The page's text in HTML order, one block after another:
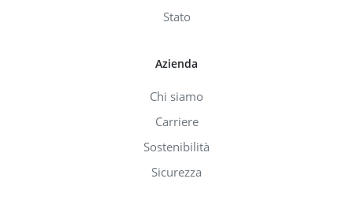
Stato
Azienda
Chi siamo
Carriere
Sostenibilità
Sicurezza